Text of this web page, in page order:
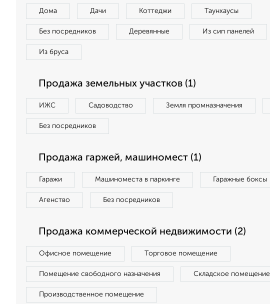
Дома Дачи Коттеджи Таунхаусы
Без посредников Деревянные Из сип панелей
Из бруса
Продажа земельных участков (1)
ИЖС Садоводство Земля промназначения
Без посредников
Продажа гаржей, машиномест (1)
Гаражи Машиноместа в паркинге Гаражные боксы
Агенство Без посредников
Продажа коммерческой недвижимости (2)
Офисное помещение Торговое помещение
Помещение свободного назначения Складское помещение
Производственное помещение